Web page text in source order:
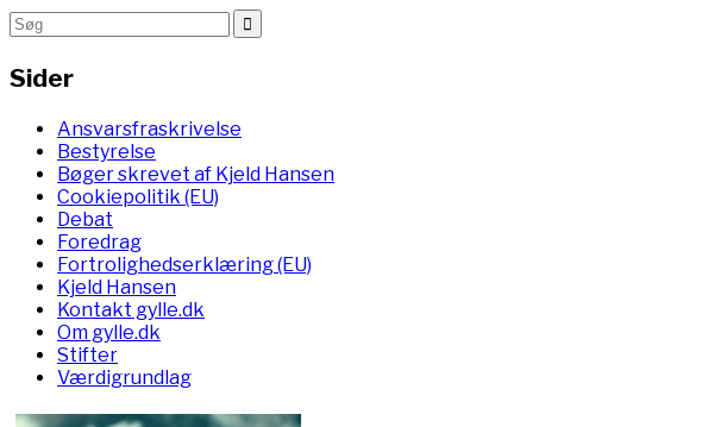
Sider
Ansvarsfraskrivelse
Bestyrelse
Bøger skrevet af Kjeld Hansen
Cookiepolitik (EU)
Debat
Foredrag
Fortrolighedserklæring (EU)
Kjeld Hansen
Kontakt gylle.dk
Om gylle.dk
Stifter
Værdigrundlag